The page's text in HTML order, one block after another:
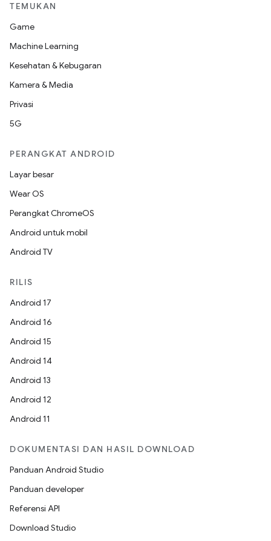
TEMUKAN
Game
Machine Learning
Kesehatan & Kebugaran
Kamera & Media
Privasi
5G
PERANGKAT ANDROID
Layar besar
Wear OS
Perangkat ChromeOS
Android untuk mobil
Android TV
RILIS
Android 17
Android 16
Android 15
Android 14
Android 13
Android 12
Android 11
DOKUMENTASI DAN HASIL DOWNLOAD
Panduan Android Studio
Panduan developer
Referensi API
Download Studio